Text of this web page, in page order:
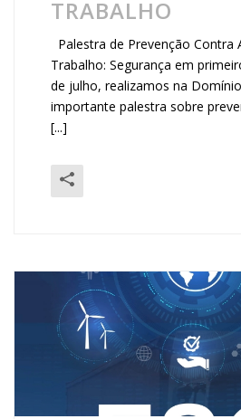
TRABALHO
Palestra de Prevenção Contra
Trabalho: Segurança em
de julho, realizamos na
importante palestra sobre
[...]